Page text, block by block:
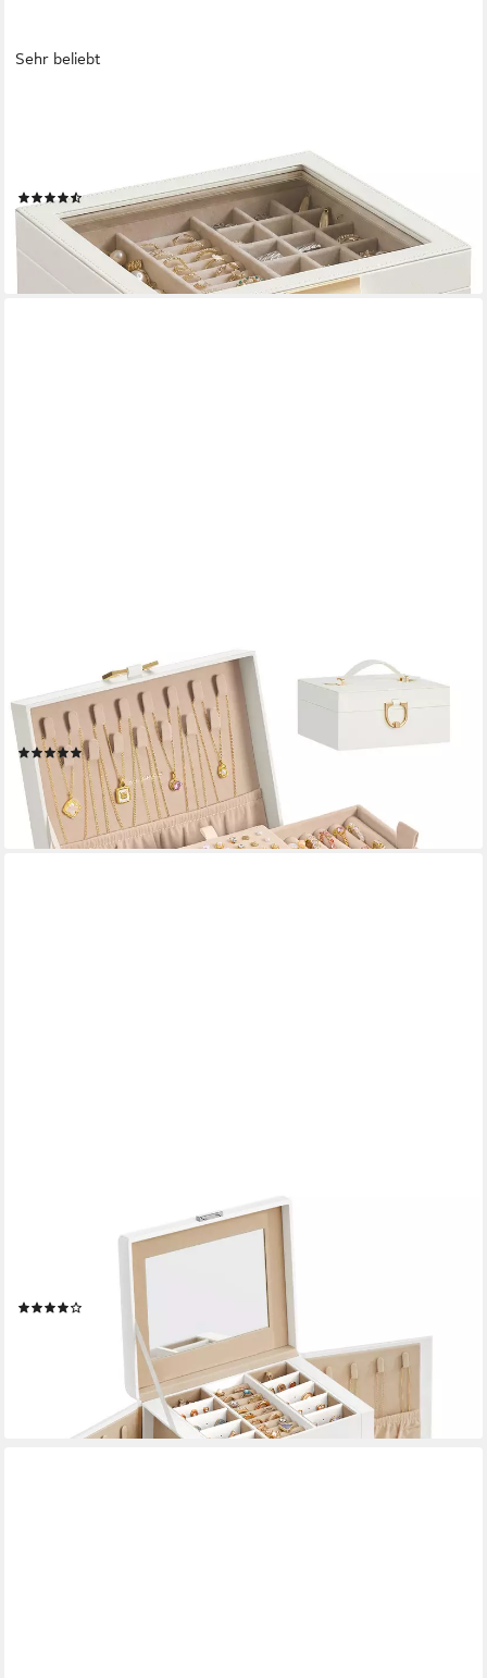
Sehr beliebt
wolkenweiß-golden, mit 3 Ebenen, 2 Schubladen,
Schmuckaufbewahrung, 20,3 x 23,1 x 13,5 cm
(20)
ab 26,99 € UVP 57,99 €
-53%
lieferbar - in 4-5 Werktagen bei dir
Schmuckkasten 2 Ebenen, Schmuckaufbewahrung, für
Halsketten Ohrringe, 17x20,5x9,5 cm, mit herausnehmbarem
Schmucktablett, Griff, Geschenkidee, cremeweiß
(6)
17,99 € UVP31,99 €
-44%
lieferbar - in 4-5 Werktagen bei dir
Schmuckkasten Schmuckkästchen 4 Ebenen, Schmuckkasten mit
Griff, 3 Schubladen, Schmuckschatulle mit Spiegel, Schloss,
Schmuckaufbewahrung
52,99 €
lieferbar - in 4-5 Werktagen bei dir